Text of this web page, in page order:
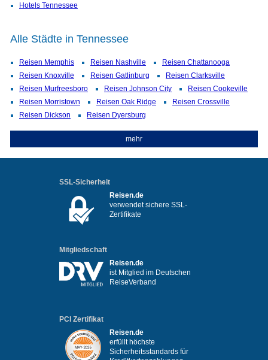
Hotels Tennessee
Alle Städte in Tennessee
Reisen Memphis Reisen Nashville
Reisen Chattanooga
Reisen Knoxville
Reisen Gatlinburg
Reisen Clarksville
Reisen Murfreesboro
Reisen Johnson City
Reisen Cookeville
Reisen Morristown
Reisen Oak Ridge
Reisen Crossville
Reisen Dickson
Reisen Dyersburg
mehr
SSL-Sicherheit
Reisen.de
verwendet sichere SSL-
Zertifikate
Mitgliedschaft
Reisen.de
ist Mitglied im Deutschen
ReiseVerband
PCI Zertifikat
Reisen.de
erfüllt höchste
Sicherheitsstandards für